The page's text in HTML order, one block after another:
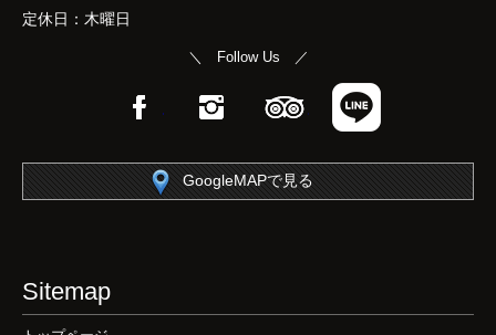
定休日：木曜日
＼ Follow Us ／
FacebookInstagramTripAdvisor
GoogleMAPで見る
Sitemap